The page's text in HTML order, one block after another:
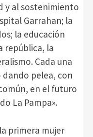
y al sostenimiento
Garrahan; la
la educación
república, la
Cada una
dando pelea, con
en el futuro
La Pampa».
primera mujer